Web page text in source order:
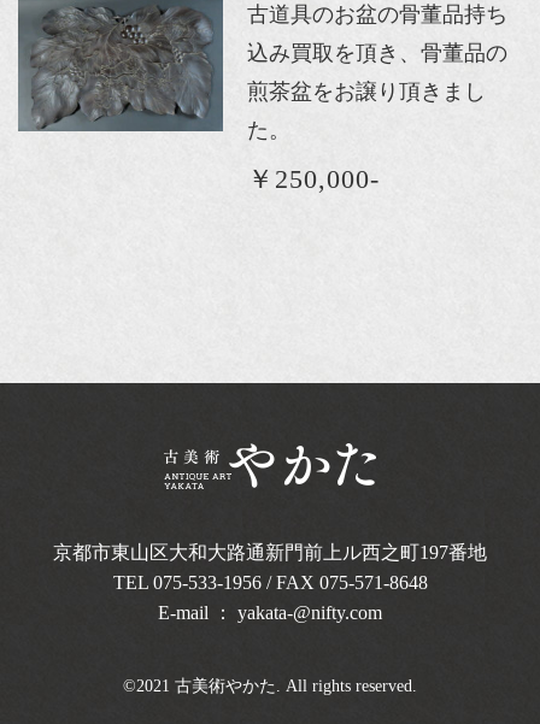
古道具のお盆の骨董品持ち
込み買取を頂き、骨董品の
煎茶盆をお譲り頂きまし
た。
￥250,000-
京都市東山区大和大路通新門前上ル西之町197番地
TEL 075-533-1956/ FAX 075-571-8648
E-mail ： yakata-@nifty.com
©2021 古美術やかた. All rights reserved.